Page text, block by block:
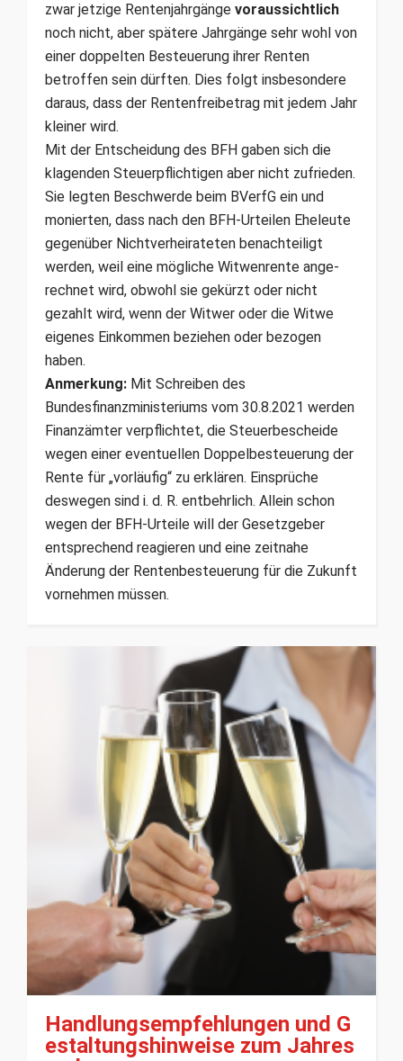
zwar jetzige Rentenjahrgänge voraussichtlich
noch nicht, aber spätere Jahrgänge sehr wohl von
einer doppelten Besteuerung ihrer Renten
betroffen sein dürften. Dies folgt insbesondere
daraus, dass der Rentenfreibetrag mit jedem Jahr
kleiner wird.
Mit der Entscheidung des BFH gaben sich die
klagenden Steuerpflichtigen aber nicht zufrieden.
Sie legten Beschwerde beim BVerfG ein und
monierten, dass nach den BFH-Urteilen Eheleute
gegen­über Nicht­verheirateten benach­teiligt
werden, weil eine mögliche Witwenrente ange­
rechnet wird, obwohl sie gekürzt oder nicht
gezahlt wird, wenn der Witwer oder die Witwe
eigenes Einkommen beziehen oder bezogen
haben.
Anmerkung: Mit Schreiben des
Bundesfinanzministeriums vom 30.8.2021 werden
Finanzämter verpflichtet, die Steuerbescheide
wegen einer eventuellen Doppelbesteuerung der
Rente für „vorläufig“ zu erklären. Einsprüche
deswegen sind i. d. R. entbehrlich. Allein schon
wegen der BFH-Urteile will der Gesetzgeber
entsprechend reagieren und eine zeitnahe
Änderung der Rentenbesteuerung für die Zukunft
vornehmen müssen.
Handlungsempfehlungen und G
estaltungshinweise zum Jahres